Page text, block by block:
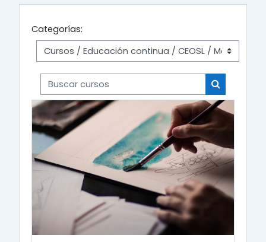
Categorías:
Buscar cursos
Buscar